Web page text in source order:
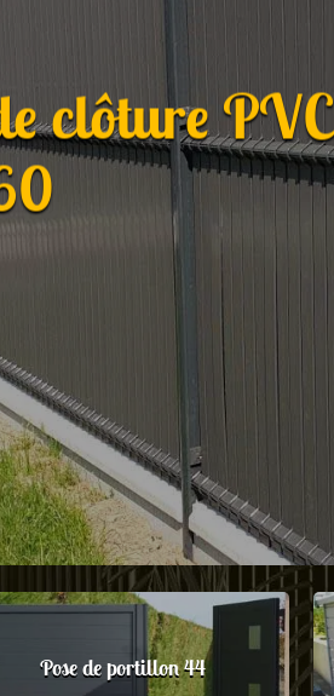
clôture PVC
Pose de portillon 44